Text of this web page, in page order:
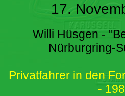
17.
Willi Hüsgen -
Nürburgring-
Privatfahrer in den
-